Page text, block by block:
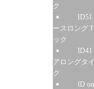
ク
ースロング
ック
アロングタ
ク
ID